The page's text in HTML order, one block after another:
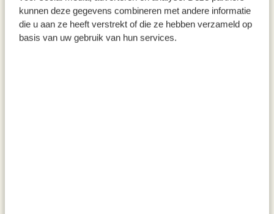
kunnen deze gegevens combineren met andere informatie
die u aan ze heeft verstrekt of die ze hebben verzameld op
basis van uw gebruik van hun services.